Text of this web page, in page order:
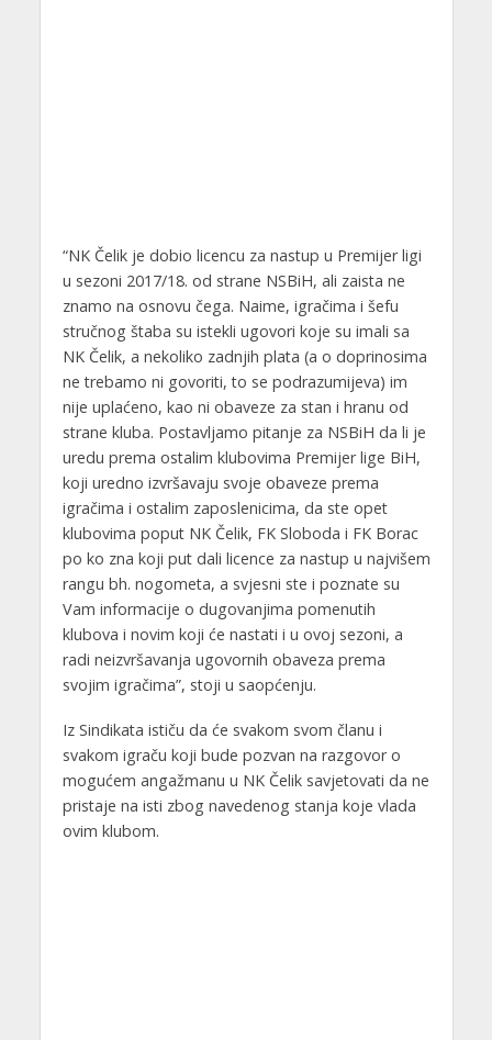
“NK Čelik je dobio licencu za nastup u Premijer ligi
u sezoni 2017/18. od strane NSBiH, ali zaista ne
znamo na osnovu čega. Naime, igračima i šefu
stručnog štaba su istekli ugovori koje su imali sa
NK Čelik, a nekoliko zadnjih plata (a o doprinosima
ne trebamo ni govoriti, to se podrazumijeva) im
nije uplaćeno, kao ni obaveze za stan i hranu od
strane kluba. Postavljamo pitanje za NSBiH da li je
uredu prema ostalim klubovima Premijer lige BiH,
koji uredno izvršavaju svoje obaveze prema
igračima i ostalim zaposlenicima, da ste opet
klubovima poput NK Čelik, FK Sloboda i FK Borac
po ko zna koji put dali licence za nastup u najvišem
rangu bh. nogometa, a svjesni ste i poznate su
Vam informacije o dugovanjima pomenutih
klubova i novim koji će nastati i u ovoj sezoni, a
radi neizvršavanja ugovornih obaveza prema
svojim igračima”, stoji u saopćenju.
Iz Sindikata ističu da će svakom svom članu i
svakom igraču koji bude pozvan na razgovor o
mogućem angažmanu u NK Čelik savjetovati da ne
pristaje na isti zbog navedenog stanja koje vlada
ovim klubom.